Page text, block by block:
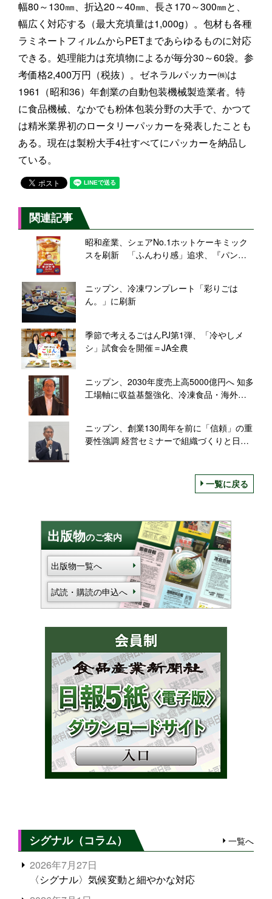
幅80～130㎜、折込20～40㎜、長さ170～300㎜と、
幅広く対応する（最大充填量は1,000g）。包材も各種
ラミネートフィルムからPETまであらゆるものに対応
できる。処理能力は充填物によるが毎分30～60袋。参
考価格2,400万円（税抜）。ゼネラルパッカー㈱は
1961（昭和36）年創業の自動包装機械製造業者。特
に食品機械、なかでも粉体包装分野の大手で、かつて
は精米業界初のロータリーパッカーを発表したことも
ある。現在は製粉大手4社すべてにパッカーを納品し
ている。
関連記事
昭和産業、シェアNo.1ホットケーキミック
スを刷新 「ふんわり感」追求、『パンど
ニップン、冷凍ワンプレート「彩りごは
ん。」に刷新
季節で考えるごはんPJ第1弾、「冷やしメ
シ」試食会を開催＝JA全農
ニップン、2030年度売上高5000億円へ 知多
工場軸に収益基盤強化、冷凍食品・海外を
ニップン、創業130周年を前に「信頼」の重
要性強調 経営セミナーで組織づくりと日本
一覧に戻る
出版物のご案内
出版物一覧へ
試読・購読の申込へ
シグナル（コラム） 一覧へ
2026年7月27日
〈シグナル〉気候変動と細やかな対応